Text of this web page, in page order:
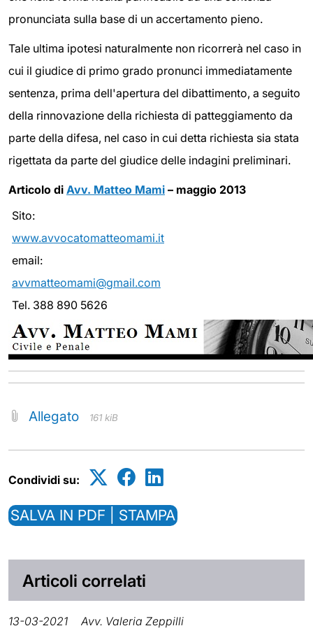
pronunciata sulla base di un accertamento pieno.
Tale ultima ipotesi naturalmente non ricorrerà nel caso in
cui il giudice di primo grado pronunci immediatamente
sentenza, prima dell'apertura del dibattimento, a seguito
della rinnovazione della richiesta di patteggiamento da
parte della difesa, nel caso in cui detta richiesta sia stata
rigettata da parte del giudice delle indagini preliminari.
Articolo di Avv. Matteo Mami – maggio 2013
Sito:
www.avvocatomatteomami.it
email:
avvmatteomami@gmail.com
Tel. 388 890 5626
Allegato 161 kiB
Condividi su:
SALVA IN PDF | STAMPA
Articoli correlati
13-03-2021 Avv. Valeria Zeppilli